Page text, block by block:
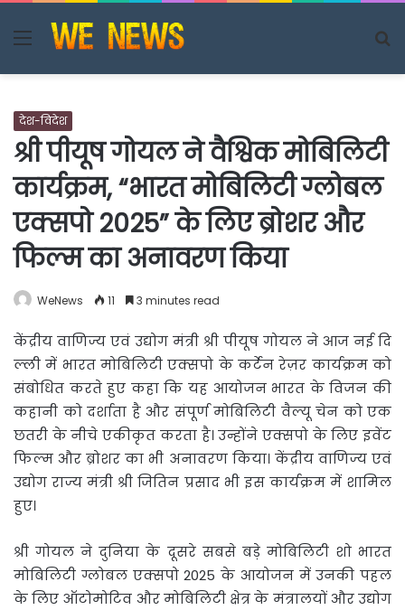
Menu
देश-विदेश
श्री पीयूष गोयल ने वैश्विक मोबिलिटी
कार्यक्रम, “भारत मोबिलिटी ग्लोबल
एक्सपो 2025” के लिए ब्रोशर और
फिल्म का अनावरण किया
WeNews 11 3 minutes read
केंद्रीय वाणिज्य एवं उद्योग मंत्री श्री पीयूष गोयल ने आज नई दि
ल्ली में भारत मोबिलिटी एक्सपो के कर्टेनरेज़र कार्यक्रम को
संबोधित करते हुए कहा कि यह आयोजन भारत के विजन की
कहानी को दर्शाता है और संपूर्ण मोबिलिटी वैल्यू चेन को एक
छतरी के नीचे एकीकृत करता है। उन्होंने एक्सपो के लिए इवेंट
फिल्म और ब्रोशर का भी अनावरण किया। केंद्रीय वाणिज्य एवं
उद्योग राज्य मंत्री श्री जितिन प्रसाद भी इस कार्यक्रम में शामिल
हुए।
श्री गोयल ने दुनिया के दूसरे सबसे बड़े मोबिलिटी शो भारत
मोबिलिटी ग्लोबल एक्सपो 2025 के आयोजन में उनकी पहल
के लिए ऑटोमोटिव और मोबिलिटी क्षेत्र के मंत्रालयों और उद्योग